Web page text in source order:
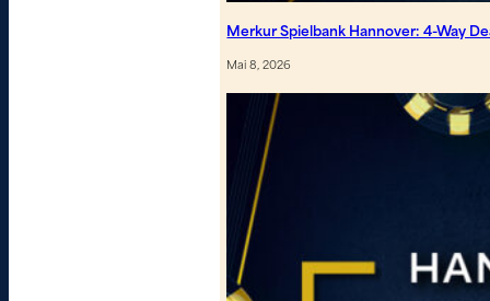
Merkur Spielbank Hannover: 4-Way
Mai 8, 2026